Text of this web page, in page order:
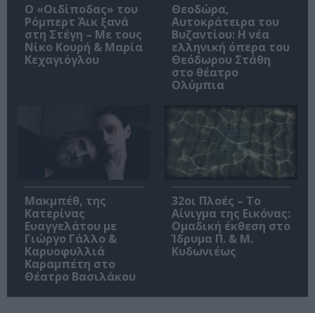
O «Οιδίποδας» του
Ρόμπερτ Άικ ξανά
στη Στέγη – Με τους
Νίκο Κουρή & Μαρία
Κεχαγιόγλου
Θεοδώρα,
Αυτοκράτειρα του
Βυζαντίου: Η νέα
ελληνική όπερα του
Θεόδωρου Στάθη
στο θέατρο
Ολύμπια
Μακμπέθ, της
Κατερίνας
Ευαγγελάτου με
Γιώργο Γάλλο &
Καρυοφυλλιά
Καραμπέτη στο
Θέατρο Βασιλάκου
32οι Πλοές – Το
Αίνιγμα της Εικόνας:
Ομαδική έκθεση στο
Ίδρυμα Π. & Μ.
Κυδωνιέως